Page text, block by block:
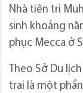
Nhà tiên tri
sinh khoảng
phục Mecca ở
Theo Sở Du
trai là một